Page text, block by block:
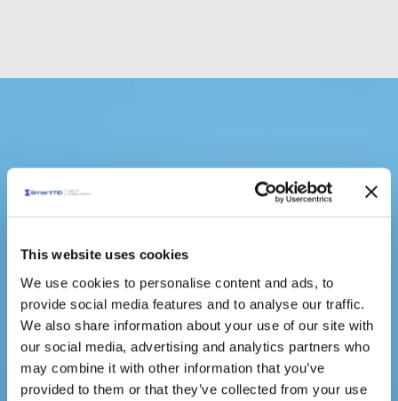
This website uses cookies
We use cookies to personalise content and ads, to
provide social media features and to analyse our traffic.
We also share information about your use of our site with
our social media, advertising and analytics partners who
may combine it with other information that you’ve
provided to them or that they’ve collected from your use